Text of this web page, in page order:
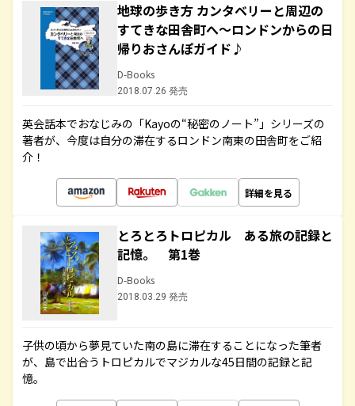
地球の歩き方 カンタベリーと周辺の
すてきな田舎町へ～ロンドンからの日
帰りおさんぽガイド♪
D-Books
2018.07.26 発売
英会話本でおなじみの「Kayoの“秘密のノート”」シリーズの
著者が、今度は自分の滞在するロンドン南東の田舎町をご紹
介！
詳細を見る
とろとろトロピカル ある旅の記録と
記憶。 第1巻
D-Books
2018.03.29 発売
子供の頃から夢見ていた南の島に滞在することになった筆者
が、島で出合うトロピカルでマジカルな45日間の記録と記
憶。